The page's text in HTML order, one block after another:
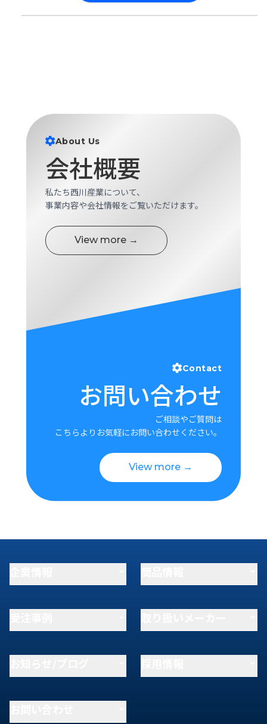
About Us
会社概要
私たち西川産業について、
事業内容や会社情報をご覧いただけます。
View more →
Contact
お問い合わせ
ご相談やご質問は
こちらよりお気軽にお問い合わせください。
View more →